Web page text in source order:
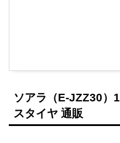
ソアラ（E-JZZ30）
スタイヤ 通販